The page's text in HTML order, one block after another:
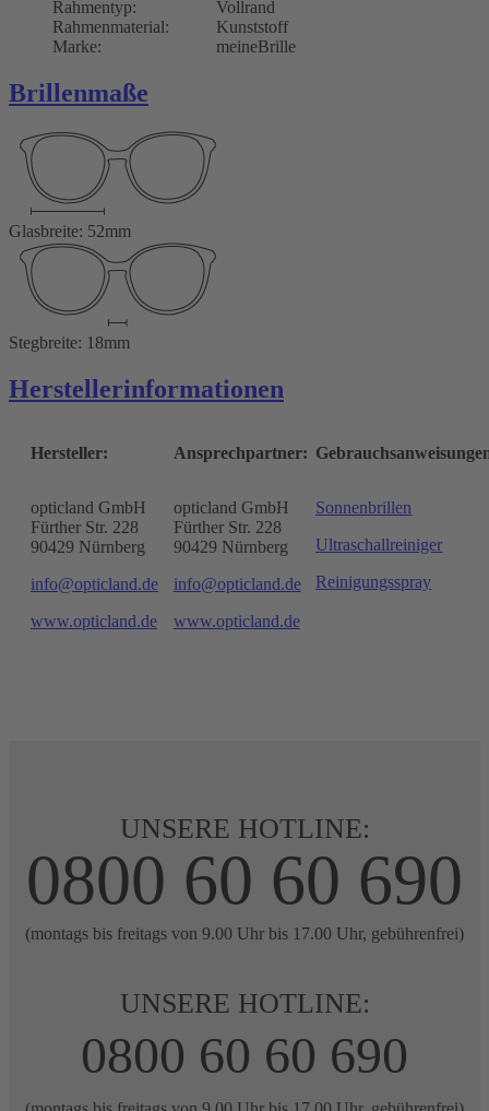
Rahmentyp:
Vollrand
Rahmenmaterial:
Kunststoff
Marke:
meineBrille
Brillenmaße
Glasbreite: 52mm
Stegbreite: 18mm
Herstellerinformationen
Hersteller:
opticland GmbH
Fürther Str. 228
90429 Nürnberg
info@opticland.de
www.opticland.de
Ansprechpartner:
opticland GmbH
Fürther Str. 228
90429 Nürnberg
info@opticland.de
www.opticland.de
Sonnenbrillen
Ultraschallreiniger
Reinigungsspray
UNSERE HOTLINE:
0800 60 60 690
(montags bis freitags von 9.00 Uhr bis 17.00 Uhr, gebührenfrei)
UNSERE HOTLINE:
0800 60 60 690